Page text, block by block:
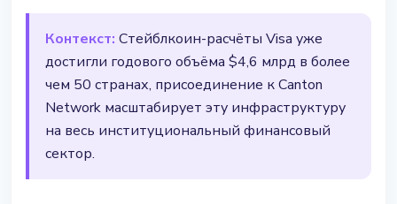
Контекст: Стейблкоин-расчёты Visa уже
достигли годового объёма $4,6 млрд в более
чем 50 странах, присоединение к Canton
Network масштабирует эту инфраструктуру
на весь институциональный финансовый
сектор.